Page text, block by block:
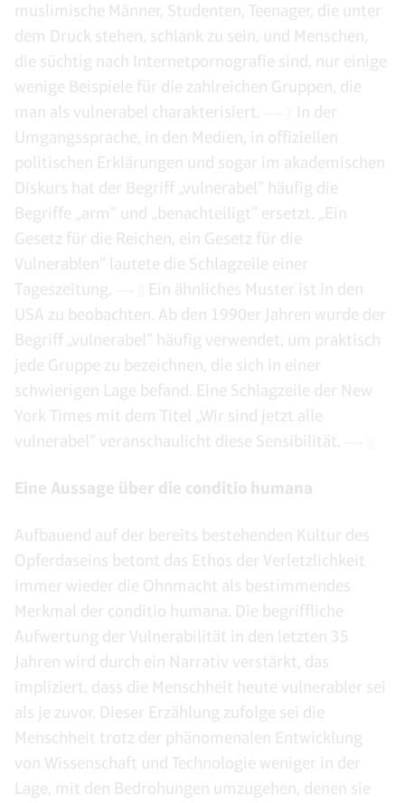
muslimische Männer, Studenten, Teenager, die unter
dem Druck stehen, schlank zu sein, und Menschen,
die süchtig nach Internetpornografie sind, nur einige
wenige Beispiele für die zahlreichen Gruppen, die
man als vulnerabel charakterisiert.
In der
Umgangssprache, in den Medien, in offiziellen
politischen Erklärungen und sogar im akademischen
Diskurs hat der Begriff „vulnerabel” häufig die
Begriffe „arm” und „benachteiligt” ersetzt. „Ein
Gesetz für die Reichen, ein Gesetz für die
Vulnerablen” lautete die Schlagzeile einer
Tageszeitung.
Ein ähnliches Muster ist in den
USA zu beobachten. Ab den 1990er Jahren wurde der
Begriff „vulnerabel” häufig verwendet, um praktisch
jede Gruppe zu bezeichnen, die sich in einer
schwierigen Lage befand. Eine Schlagzeile der New
York Times mit dem Titel „Wir sind jetzt alle
vulnerabel” veranschaulicht diese Sensibilität.
Eine Aussage über die conditio humana
Aufbauend auf der bereits bestehenden Kultur des
Opferdaseins betont das Ethos der Verletzlichkeit
immer wieder die Ohnmacht als bestimmendes
Merkmal der conditio humana. Die begriffliche
Aufwertung der Vulnerabilität in den letzten 35
Jahren wird durch ein Narrativ verstärkt, das
impliziert, dass die Menschheit heute vulnerabler sei
als je zuvor. Dieser Erzählung zufolge sei die
Menschheit trotz der phänomenalen Entwicklung
von Wissenschaft und Technologie weniger in der
Lage, mit den Bedrohungen umzugehen, denen sie